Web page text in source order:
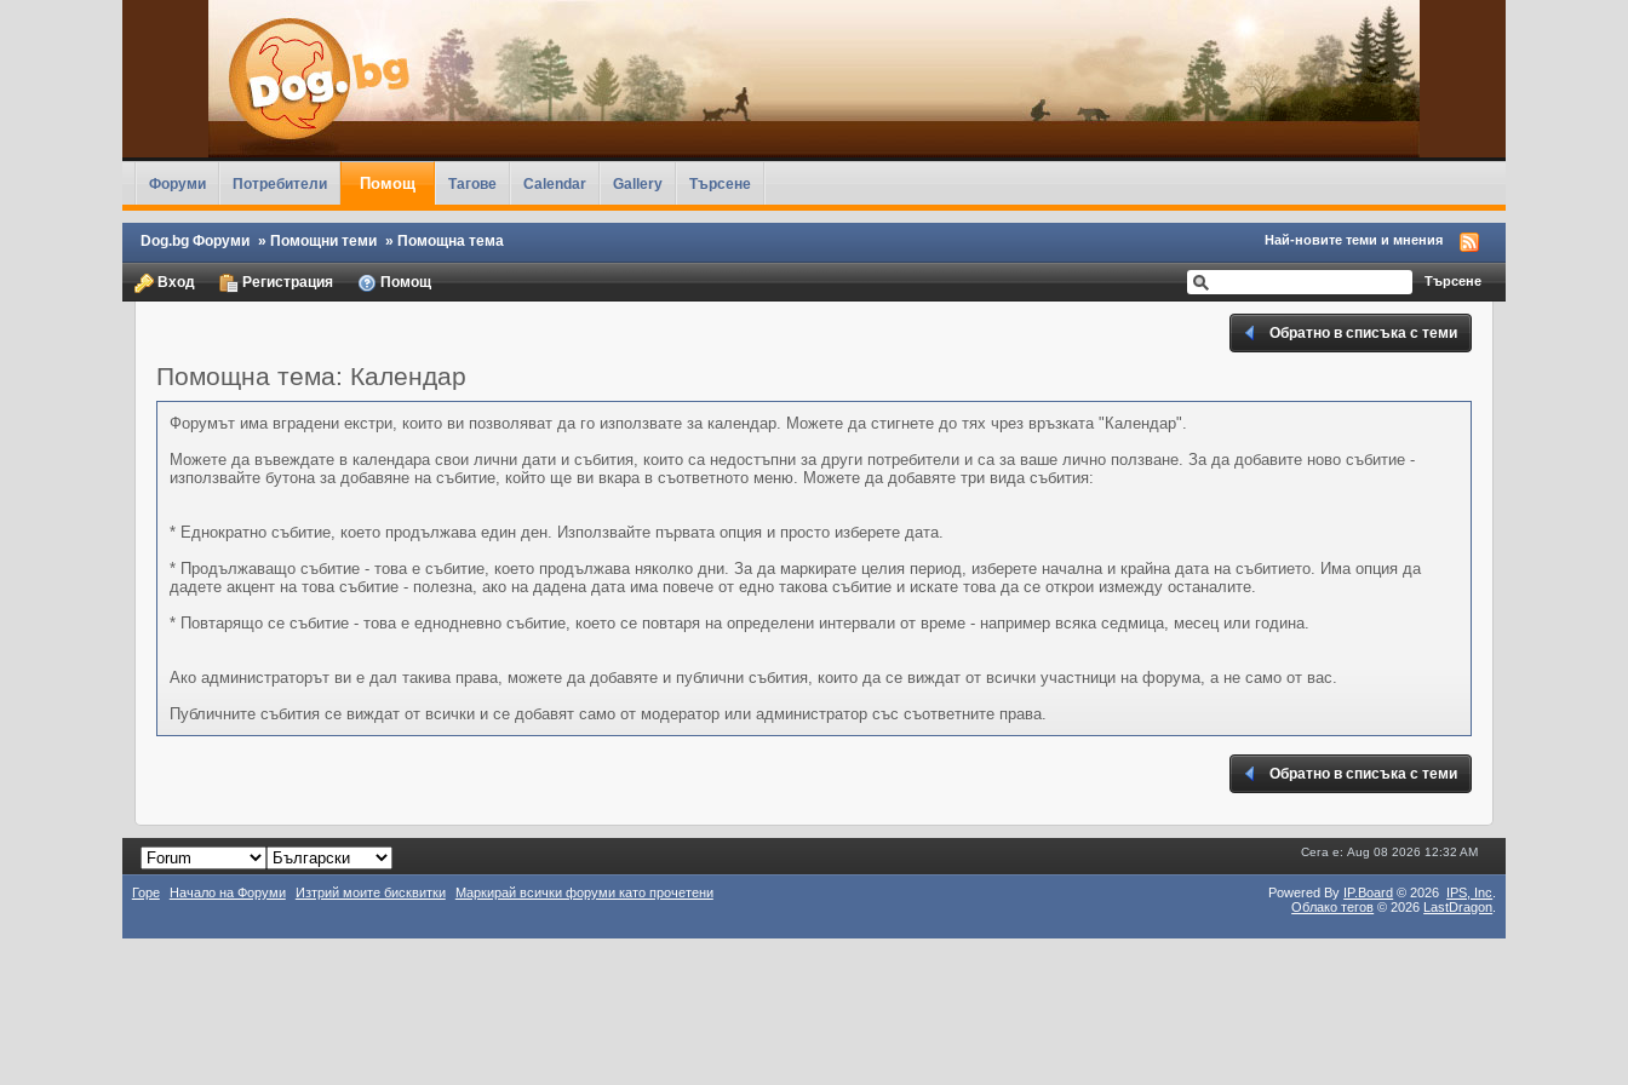
Форуми Потребители Помощ Тагове Calendar Gallery Търсене
Dog.bg Форуми » Помощни теми » Помощна тема Най-новите теми и мнения
Вход Регистрация Помощ
Обратно в списъка с теми
Помощна тема: Календар
Форумът има вградени екстри, които ви позволяват да го използвате за календар. Можете да стигнете до тях чрез връзката "Календар".
Можете да въвеждате в календара свои лични дати и събития, които са недостъпни за други потребители и са за ваше лично ползване. За да добавите ново събитие -
използвайте бутона за добавяне на събитие, който ще ви вкара в съответното меню. Можете да добавяте три вида събития:
* Еднократно събитие, което продължава един ден. Използвайте първата опция и просто изберете дата.
* Продължаващо събитие - това е събитие, което продължава няколко дни. За да маркирате целия период, изберете начална и крайна дата на събитието. Има опция да
дадете акцент на това събитие - полезна, ако на дадена дата има повече от едно такова събитие и искате това да се открои измежду останалите.
* Повтарящо се събитие - това е еднодневно събитие, което се повтаря на определени интервали от време - например всяка седмица, месец или година.
Ако администраторът ви е дал такива права, можете да добавяте и публични събития, които да се виждат от всички участници на форума, а не само от вас.
Публичните събития се виждат от всички и се добавят само от модератор или администратор със съответните права.
Обратно в списъка с теми
Сега е: Aug 08 2026 12:32 AM
Горе Начало на Форуми Изтрий моите бисквитки Маркирай всички форуми като прочетени Powered By IP.Board © 2026 IPS, Inc
Облако тегов © 2026 LastDragon